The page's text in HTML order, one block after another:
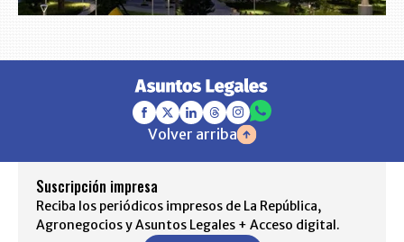
Volver arriba
Suscripción impresa
Reciba los periódicos impresos de La República,
Agronegocios y Asuntos Legales + Acceso digital.